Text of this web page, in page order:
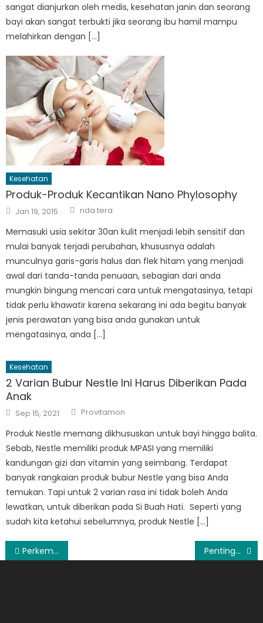
sangat dianjurkan oleh medis, kesehatan janin dan seorang
bayi akan sangat terbukti jika seorang ibu hamil mampu
melahirkan dengan […]
Kesehatan
Produk-Produk Kecantikan Nano Phylosophy
Posted
on
Jan 19, 2015 Author
rida tera
Memasuki usia sekitar 30an kulit menjadi lebih sensitif dan
mulai banyak terjadi perubahan, khususnya adalah
munculnya garis-garis halus dan flek hitam yang menjadi
awal dari tanda-tanda penuaan, sebagian dari anda
mungkin bingung mencari cara untuk mengatasinya, tetapi
tidak perlu khawatir karena sekarang ini ada begitu banyak
jenis perawatan yang bisa anda gunakan untuk
mengatasinya, anda […]
Kesehatan
2 Varian Bubur Nestle Ini Harus Diberikan Pada
Anak
Posted
on
Sep 15, 2021 Author
Provitamon
Produk Nestle memang dikhususkan untuk bayi hingga balita.
Sebab, Nestle memiliki produk MPASI yang memiliki
kandungan gizi dan vitamin yang seimbang. Terdapat
banyak rangkaian produk bubur Nestle yang bisa Anda
temukan. Tapi untuk 2 varian rasa ini tidak boleh Anda
lewatkan, untuk diberikan pada Si Buah Hati. Seperti yang
sudah kita ketahui sebelumnya, produk Nestle […]
Post
Perkembangan Anak Usia 1 Tahun dan Cara Mengoptimalkannya Pentingnya S26 Procal Gold untuk Pertumbuhan Anak